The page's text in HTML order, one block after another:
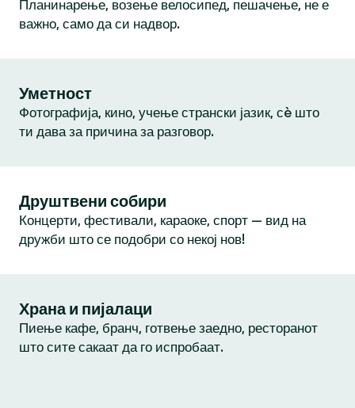
Планинарење, возење велосипед, пешачење, не е
важно, само да си надвор.
Уметност
Фотографија, кино, учење странски јазик, сè што
ти дава за причина за разговор.
Друштвени собири
Концерти, фестивали, караоке, спорт — вид на
дружби што се подобри со некој нов!
Храна и пијалаци
Пиење кафе, бранч, готвење заедно, ресторанот
што сите сакаат да го испробаат.